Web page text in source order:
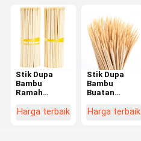
Stik Dupa
Bambu
Ramah
Kualitas AAA
Harga terbaik
Stik Dupa
Bambu
Buatan
Ramah
Harga terbaik